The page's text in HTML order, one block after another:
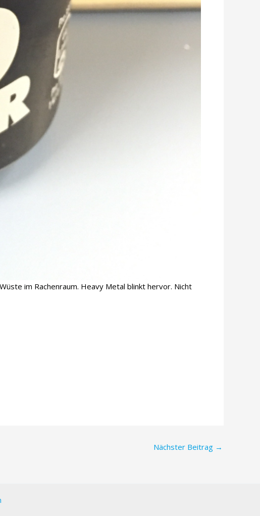
im Rachenraum. Heavy Metal blinkt hervor. Nicht
Nächster Beitrag →